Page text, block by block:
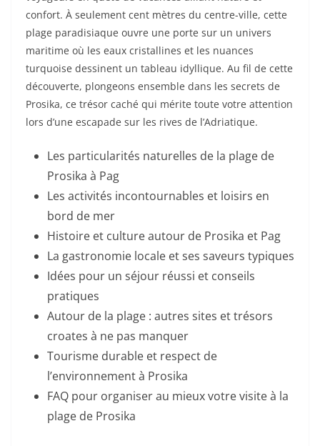
confort. À seulement cent mètres du centre-ville, cette
plage paradisiaque ouvre une porte sur un univers
maritime où les eaux cristallines et les nuances
turquoise dessinent un tableau idyllique. Au fil de cette
découverte, plongeons ensemble dans les secrets de
Prosika, ce trésor caché qui mérite toute votre attention
lors d’une escapade sur les rives de l’Adriatique.
Les particularités naturelles de la plage de
Prosika à Pag
Les activités incontournables et loisirs en
bord de mer
Histoire et culture autour de Prosika et Pag
La gastronomie locale et ses saveurs typiques
Idées pour un séjour réussi et conseils
pratiques
Autour de la plage : autres sites et trésors
croates à ne pas manquer
Tourisme durable et respect de
l’environnement à Prosika
FAQ pour organiser au mieux votre visite à la
plage de Prosika